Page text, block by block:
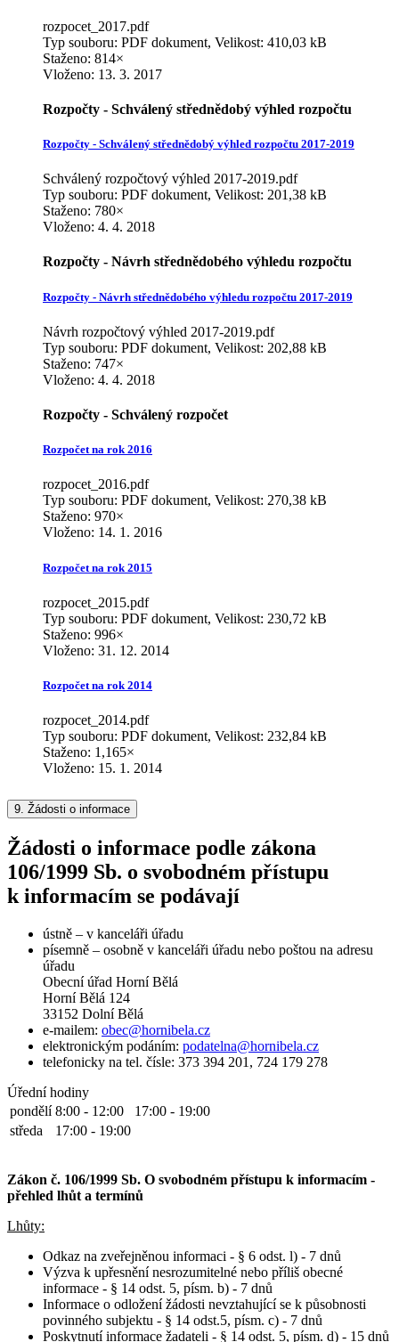
rozpocet_2017.pdf
Typ souboru: PDF dokument, Velikost: 410,03 kB
Staženo: 814×
Vloženo: 13. 3. 2017
Rozpočty - Schválený střednědobý výhled rozpočtu
Rozpočty - Schválený střednědobý výhled rozpočtu 2017-2019
Schválený rozpočtový výhled 2017-2019.pdf
Typ souboru: PDF dokument, Velikost: 201,38 kB
Staženo: 780×
Vloženo: 4. 4. 2018
Rozpočty - Návrh střednědobého výhledu rozpočtu
Rozpočty - Návrh střednědobého výhledu rozpočtu 2017-2019
Návrh rozpočtový výhled 2017-2019.pdf
Typ souboru: PDF dokument, Velikost: 202,88 kB
Staženo: 747×
Vloženo: 4. 4. 2018
Rozpočty - Schválený rozpočet
Rozpočet na rok 2016
rozpocet_2016.pdf
Typ souboru: PDF dokument, Velikost: 270,38 kB
Staženo: 970×
Vloženo: 14. 1. 2016
Rozpočet na rok 2015
rozpocet_2015.pdf
Typ souboru: PDF dokument, Velikost: 230,72 kB
Staženo: 996×
Vloženo: 31. 12. 2014
Rozpočet na rok 2014
rozpocet_2014.pdf
Typ souboru: PDF dokument, Velikost: 232,84 kB
Staženo: 1,165×
Vloženo: 15. 1. 2014
9. Žádosti o informace
Žádosti o informace podle zákona
106/1999 Sb. o svobodném přístupu
k informacím se podávají
ústně – v kanceláři úřadu
písemně – osobně v kanceláři úřadu nebo poštou na adresu
úřadu
Obecní úřad Horní Bělá
Horní Bělá 124
33152 Dolní Bělá
e-mailem: obec@hornibela.cz
elektronickým podáním: podatelna@hornibela.cz
telefonicky na tel. čísle: 373 394 201, 724 179 278
Úřední hodiny
pondělí 8:00 - 12:00
17:00 - 19:00
středa
17:00 - 19:00
Zákon č. 106/1999 Sb. O svobodném přístupu k informacím -
přehled lhůt a termínů
Lhůty:
Odkaz na zveřejněnou informaci - § 6 odst. l) - 7 dnů
Výzva k upřesnění nesrozumitelné nebo příliš obecné
informace - § 14 odst. 5, písm. b) - 7 dnů
Informace o odložení žádosti nevztahující se k působnosti
povinného subjektu - § 14 odst.5, písm. c) - 7 dnů
Poskytnutí informace žadateli - § 14 odst. 5, písm. d) - 15 dnů